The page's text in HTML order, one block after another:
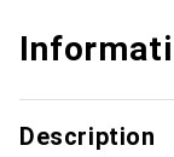
Description